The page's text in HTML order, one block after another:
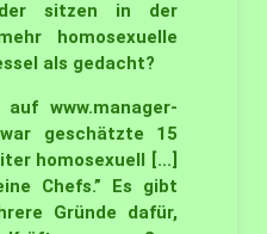
sitzen in der
homosexuelle
als gedacht?
www.manager-
geschätzte 15
homosexuell [...]
Chefs.” Es gibt
Gründe dafür,